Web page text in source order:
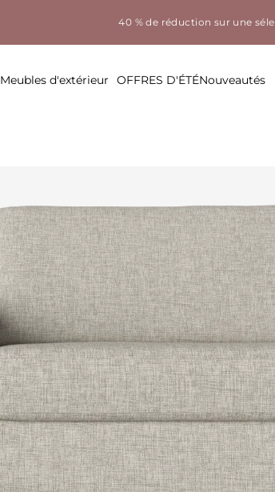
40 % de réduction sur une
Meubles d'extérieur OFFRES D'ÉTÉNouveautés